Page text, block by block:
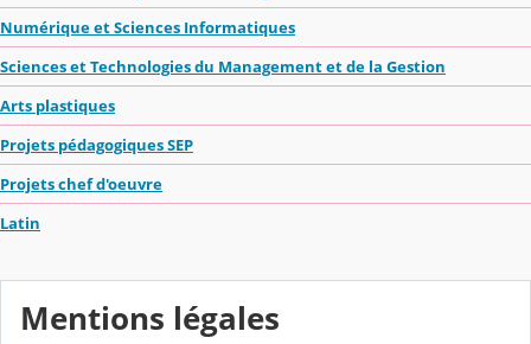
Numérique et Sciences Informatiques
Sciences et Technologies du Management et de la Gestion
Arts plastiques
Projets pédagogiques SEP
Projets chef d'oeuvre
Latin
Mentions légales